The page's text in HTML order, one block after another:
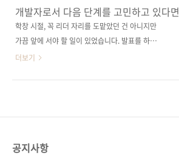
습니다."어디까지 AI를 활용해야 돼?" / "이력서
에는 뭐부터 써야 할까?" / "지금 퇴사해도 괜찮
을까?""내 커리어... 제대로..
과 프로젝트를 함께 설계할 수 있는 리드 개발자
를 간절히 찾고 있다. 이 책은 개발자에서 팀을
이끄는 리드 개발자로 성장하기 위한 실전 가이
과의 소통, 팀 멘토링, 건설적인 피드백 전달까지
핵심 역량을 담았다. 한국어판 부록에는 한국 리
다순)..
개발자로서 다음 단계를 고민하고 있다면
학창 시절, 꼭 리더 자리를 도맡았던 건 아니지만
가끔 앞에 서야 할 일이 있었습니다. 발표를 하거
나 팀플을 이끄는 일이 아주 낯설지는 않았죠. 그
는 길》은 막연하게만 느껴졌던 리더의 역할을
더보기
공지사항